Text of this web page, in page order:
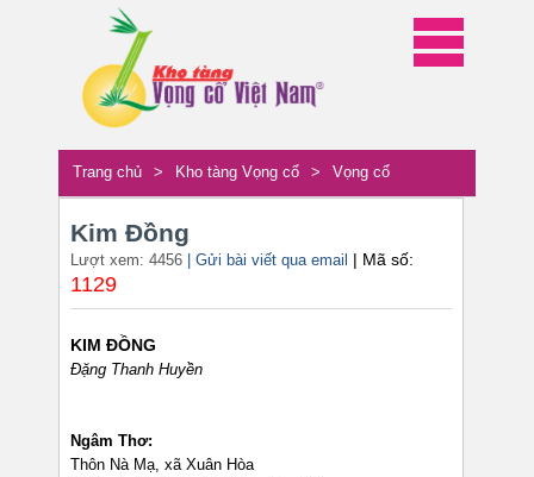
Trang chủ > Kho tàng Vọng cổ > Vọng cổ
Kim Đồng
Lượt xem: 4456 | Gửi bài viết qua email | Mã số:
1129
KIM ĐỒNG
Đặng Thanh Huyền
Ngâm Thơ:
Thôn Nà Mạ, xã Xuân Hòa